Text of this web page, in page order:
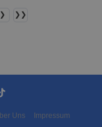
❯ ❯❯
Uns Impressum